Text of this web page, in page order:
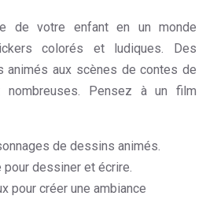
de votre enfant en un monde
colorés et ludiques. Des
animés aux scènes de contes de
Pensez à un film
de dessins animés.
dessiner et écrire.
pour créer une ambiance